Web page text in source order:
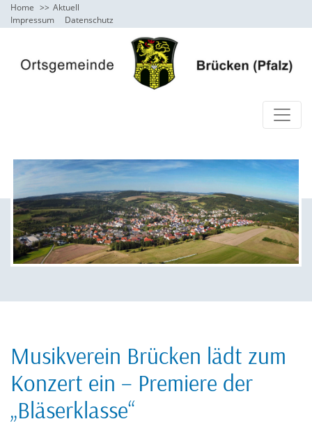
Home
Aktuell
Impressum
Datenschutz
Musikverein Brücken lädt zum
Konzert ein – Premiere der
„Bläserklasse“